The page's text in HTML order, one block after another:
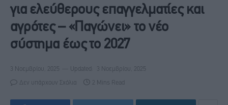
για ελεύθερους επαγγελματίες και
αγρότες – «Παγώνει» το νέο
σύστημα έως το 2027
3 Νοεμβρίου, 2025 Updated: 3 Νοεμβρίου, 2025
Δεν υπάρχουν Σχόλια 2 Mins Read